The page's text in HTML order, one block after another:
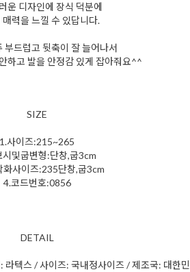
운 디자인에 장식 덕분에
매력을 느낄 수 있답니다.
부드럽고 뒷축이 잘 늘어나서
하고 발을 안정감 있게 잡아줘요^^
SIZE
1.사이즈:215~265
시및굽변형:단창,굽3cm
화사이즈:235단창,굽3cm
4.코드번호:0856
DETAIL
텍스 / 사이즈: 국내정사이즈 / 제조국: 대한민